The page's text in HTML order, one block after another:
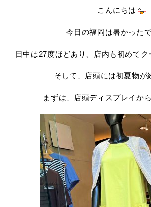
こんにちは
今日の福岡は暑かった
日中は27度ほどあり、店内も初めてク
そして、店頭には初夏物が
まずは、店頭ディスプレイか